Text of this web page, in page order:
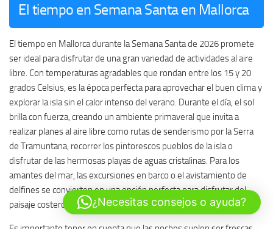
El tiempo en Semana Santa en Mallorca
El tiempo en Mallorca durante la Semana Santa de 2026 promete
ser ideal para disfrutar de una gran variedad de actividades al aire
libre. Con temperaturas agradables que rondan entre los 15 y 20
grados Celsius, es la época perfecta para aprovechar el buen clima y
explorar la isla sin el calor intenso del verano. Durante el día, el sol
brilla con fuerza, creando un ambiente primaveral que invita a
realizar planes al aire libre como rutas de senderismo por la Serra
de Tramuntana, recorrer los pintorescos pueblos de la isla o
disfrutar de las hermosas playas de aguas cristalinas. Para los
amantes del mar, las excursiones en barco o el avistamiento de
delfines se convierten en una opción perfecta para disfrutar del
paisaje costero.
¿Necesitas consejos o ayuda?